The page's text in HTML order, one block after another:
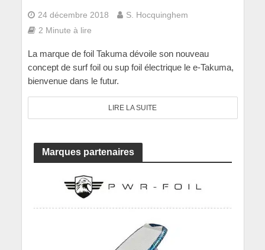
24 décembre 2018
S. Hocquinghem
2 Minute à lire
La marque de foil Takuma dévoile son nouveau
concept de surf foil ou sup foil électrique le e-Takuma,
bienvenue dans le futur.
LIRE LA SUITE
Marques partenaires